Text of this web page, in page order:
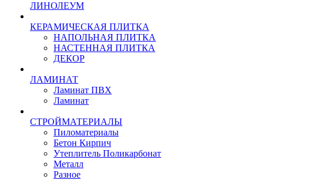
ЛИНОЛЕУМ
КЕРАМИЧЕСКАЯ ПЛИТКА
НАПОЛЬНАЯ ПЛИТКА
НАСТЕННАЯ ПЛИТКА
ДЕКОР
ЛАМИНАТ
Ламинат ПВХ
Ламинат
СТРОЙМАТЕРИАЛЫ
Пиломатериалы
Бетон Кирпич
Утеплитель Поликарбонат
Металл
Разное